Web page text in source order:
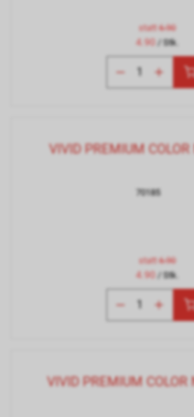
statt6.90
4.90 / Stk.
VIVID PREMIUM
70185
statt6.90
4.90 / Stk.
VIVID PREMIUM COLOR